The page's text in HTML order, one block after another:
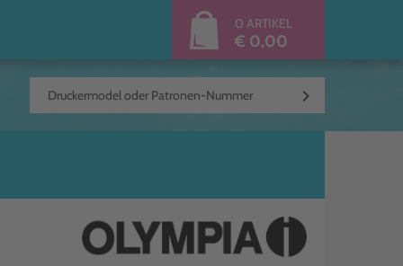
0 ARTIKEL
€ 0,00
keyboard_arrow_right